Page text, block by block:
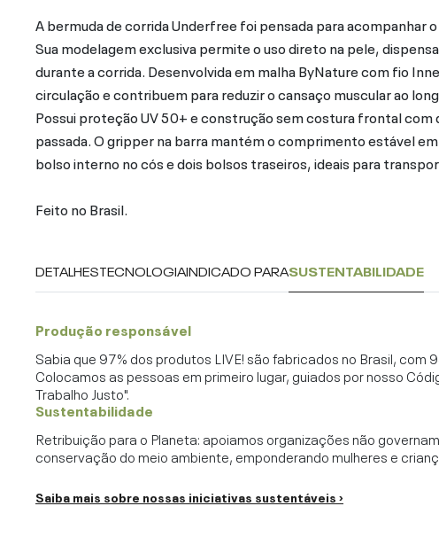
A bermuda de corrida Underfree foi pensada para
Sua modelagem exclusiva permite o uso direto na pele,
durante a corrida. Desenvolvida em malha ByNature com fio
circulação e contribuem para reduzir o cansaço muscular ao
Possui proteção UV 50+ e construção sem costura frontal
passada. O gripper na barra mantém o comprimento estável
bolso interno no cós e dois bolsos traseiros, ideais para
Feito no Brasil.
DETALHESTECNOLOGIAINDICADO PARASUSTENTABILIDADE
Produção responsável
Sabia que 97% dos produtos LIVE! são fabricados no Brasil,
Colocamos as pessoas em primeiro lugar, guiados por nosso
Trabalho Justo".
Sustentabilidade
Retribuição para o Planeta: apoiamos organizações não
conservação do meio ambiente, emponderando mulheres e
Saiba mais sobre nossas iniciativas sustentáveis ›